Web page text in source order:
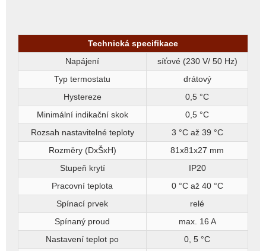
Technická specifikace
Napájení
síťové (230 V/ 50 Hz)
Typ termostatu
drátový
Hystereze
0,5 °C
Minimální indikační skok
0,5 °C
Rozsah nastavitelné teploty
3 °C až 39 °C
Rozměry (DxŠxH)
81x81x27 mm
Stupeň krytí
IP20
Pracovní teplota
0 °C až 40 °C
Spínací prvek
relé
Spínaný proud
max. 16 A
Nastavení teplot po
0, 5 °C